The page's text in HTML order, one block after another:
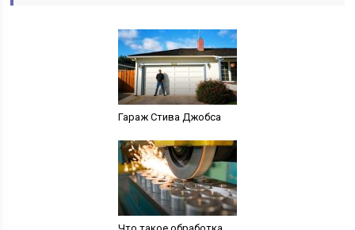
Гараж Стива Джобса